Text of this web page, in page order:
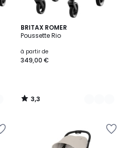
BRITAX ROMER
Poussette Rio
à partir de
349,00 €
3,3
/ 5
3
Couleurs
3,3
/